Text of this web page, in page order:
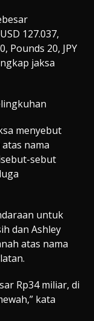
127.037,
Pounds 20, JPY
jaksa
menyebut
nama
sebut
untuk
dan Ashley
atas nama
Rp34 miliar, di
kata